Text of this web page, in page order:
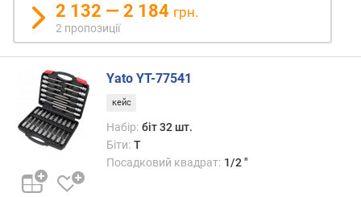
т
)
б
і
т
и
(
T
2 132 — 2 184 грн.
2 пропозиції
Yato YT-77541
кейс
Набір: біт 32 шт.
Біти: T
Посадковий квадрат: 1/2 "